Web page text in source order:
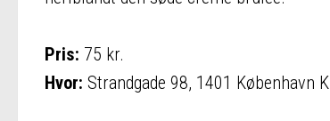
Pris: 75 kr.
Hvor: Strandgade 98, 1401 København K